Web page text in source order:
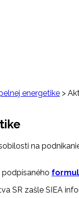
energetike >
na
podpísaného
SR zašle SIEA